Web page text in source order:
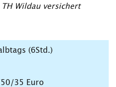
Wildau versichert
(6Std.)
35 Euro